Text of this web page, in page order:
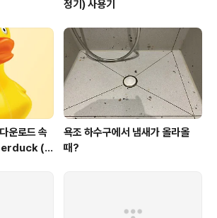
정기) 사용기
운로드 속
(구
욕조 하수구에서 냄새가 올라올
때?